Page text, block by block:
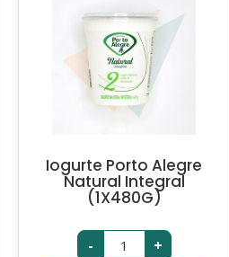
Iogurte Porto Alegre
Natural Integral
(1X480G)
- +